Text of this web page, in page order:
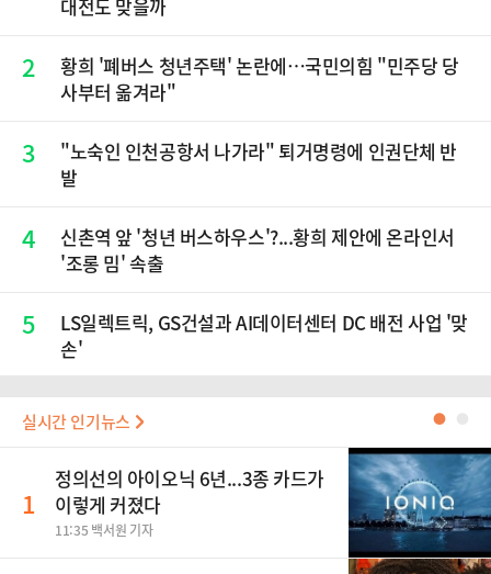
대전도 맞을까
2
황희 '폐버스 청년주택' 논란에…국민의힘 "민주당 당
사부터 옮겨라"
3
"노숙인 인천공항서 나가라" 퇴거명령에 인권단체 반
발
4
신촌역 앞 '청년 버스하우스'?...황희 제안에 온라인서
'조롱 밈' 속출
5
LS일렉트릭, GS건설과 AI데이터센터 DC 배전 사업 '맞
손'
실시간 인기뉴스 ●
1
정의선의 아이오닉 6년...3종 카드가
이렇게 커졌다
11:35 백서원 기자